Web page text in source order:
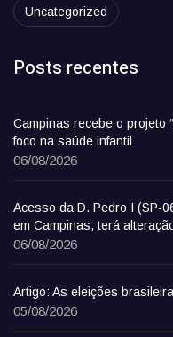
Uncategorized
Posts recentes
Campinas recebe o projeto
foco na saúde infantil
06/08/2026
Acesso da D. Pedro I (SP-
em Campinas, terá
06/08/2026
Artigo: As eleições
05/08/2026